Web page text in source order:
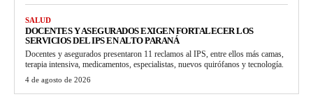
SALUD
DOCENTES Y ASEGURADOS EXIGEN FORTALECER LOS
SERVICIOS DEL IPS EN ALTO PARANÁ
Docentes y asegurados presentaron 11 reclamos al IPS, entre ellos más camas,
terapia intensiva, medicamentos, especialistas, nuevos quirófanos y tecnología.
4 de agosto de 2026